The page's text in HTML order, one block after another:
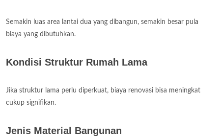
Semakin luas area lantai dua yang dibangun, semakin besar pula
biaya yang dibutuhkan.
Kondisi Struktur Rumah Lama
Jika struktur lama perlu diperkuat, biaya renovasi bisa meningkat
cukup signifikan.
Jenis Material Bangunan